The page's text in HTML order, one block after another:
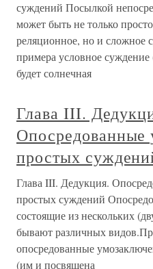
суждений Посылкой
может быть не только
реляционное, но и сложное
примера условное
будет солнечная
Глава III.
Опосредованные
простых
Глава III. Дедукция.
простых суждений
состоящие из нескольких
бывают различных
опосредованные
(им и посвящена